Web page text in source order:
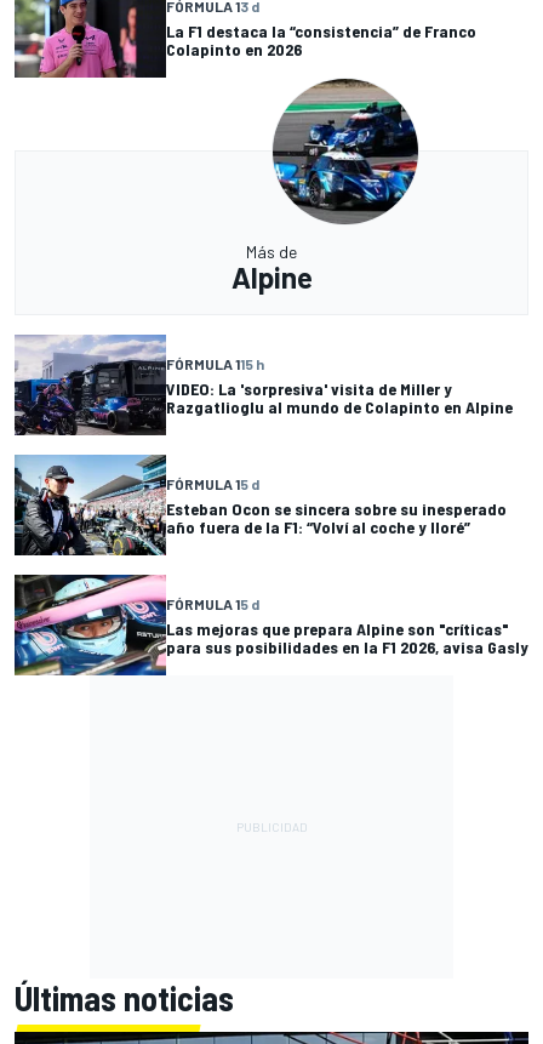
FÓRMULA 13 d
La F1 destaca la “consistencia” de Franco
Colapinto en 2026
Más de
Alpine
FÓRMULA 115 h
VIDEO: La 'sorpresiva' visita de Miller y
Razgatlioglu al mundo de Colapinto en Alpine
FÓRMULA 15 d
Esteban Ocon se sincera sobre su inesperado
año fuera de la F1: “Volví al coche y lloré”
FÓRMULA 15 d
Las mejoras que prepara Alpine son "críticas"
para sus posibilidades en la F1 2026, avisa Gasly
Últimas noticias